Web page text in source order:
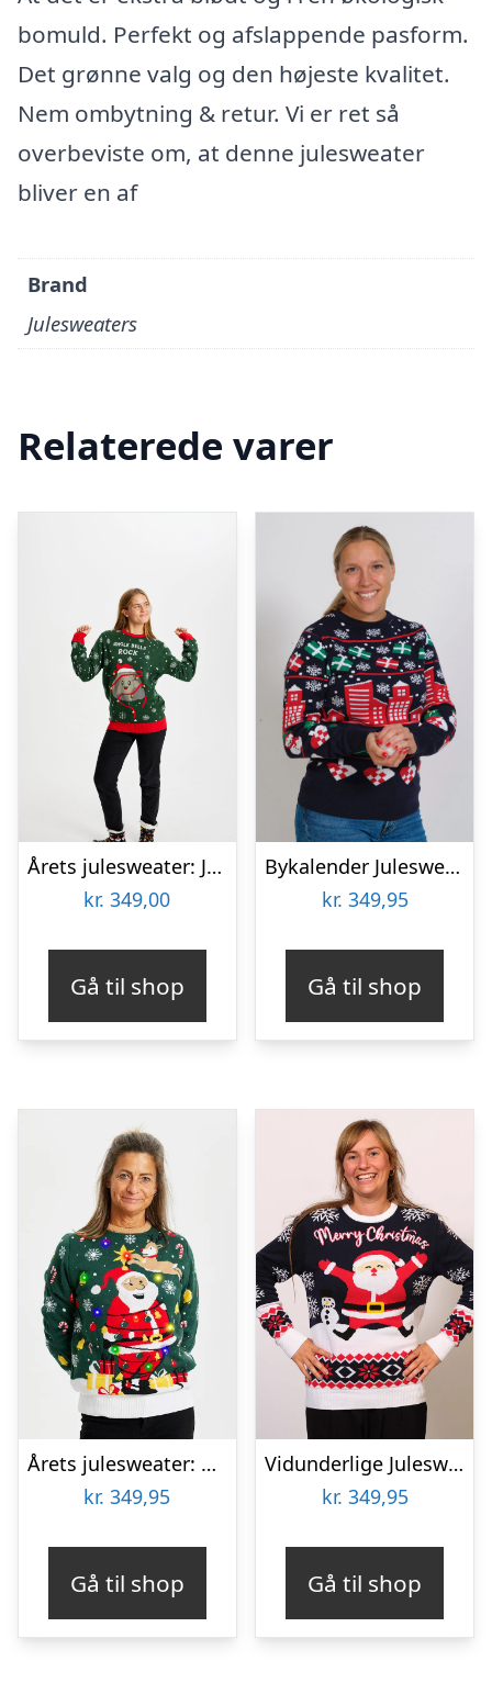
bomuld. Perfekt og afslappende pasform.
Det grønne valg og den højeste kvalitet.
Nem ombytning & retur. Vi er ret så
overbeviste om, at denne julesweater
bliver en af
Brand
Julesweaters
Relaterede varer
Årets julesweater: Jingle Bells Rocks – dame / kvinder. Ugly Christmas Sweater lavet i Danmark
kr. 349,00
Gå til shop
Bykalender Julesweateren – dame / kvinder.
kr. 349,95
Gå til shop
Årets julesweater: Santa Christmas Star – dame / kvinder. Ugly Christmas Sweater lavet i Danmark
kr. 349,95
Gå til shop
Vidunderlige Julesweater – dame / kvinder.
kr. 349,95
Gå til shop